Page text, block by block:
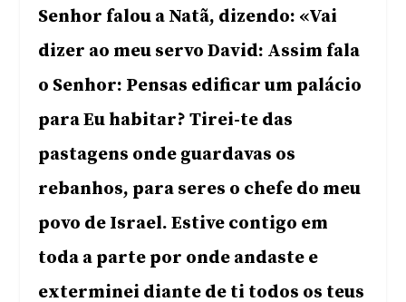
Senhor falou a Natã, dizendo: «Vai
dizer ao meu servo David: Assim fala
o Senhor: Pensas edificar um palácio
para Eu habitar? Tirei-te das
pastagens onde guardavas os
rebanhos, para seres o chefe do meu
povo de Israel. Estive contigo em
toda a parte por onde andaste e
exterminei diante de ti todos os teus